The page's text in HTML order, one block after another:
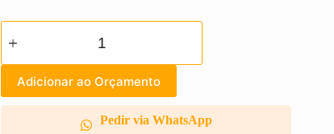
Adicionar ao Orçamento
Pedir via WhatsApp